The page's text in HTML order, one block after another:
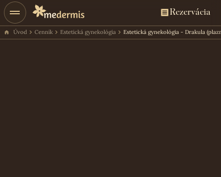
Rezervácia
Úvod Cenník Estetická gynekológia Estetická gynekológia - Drakula